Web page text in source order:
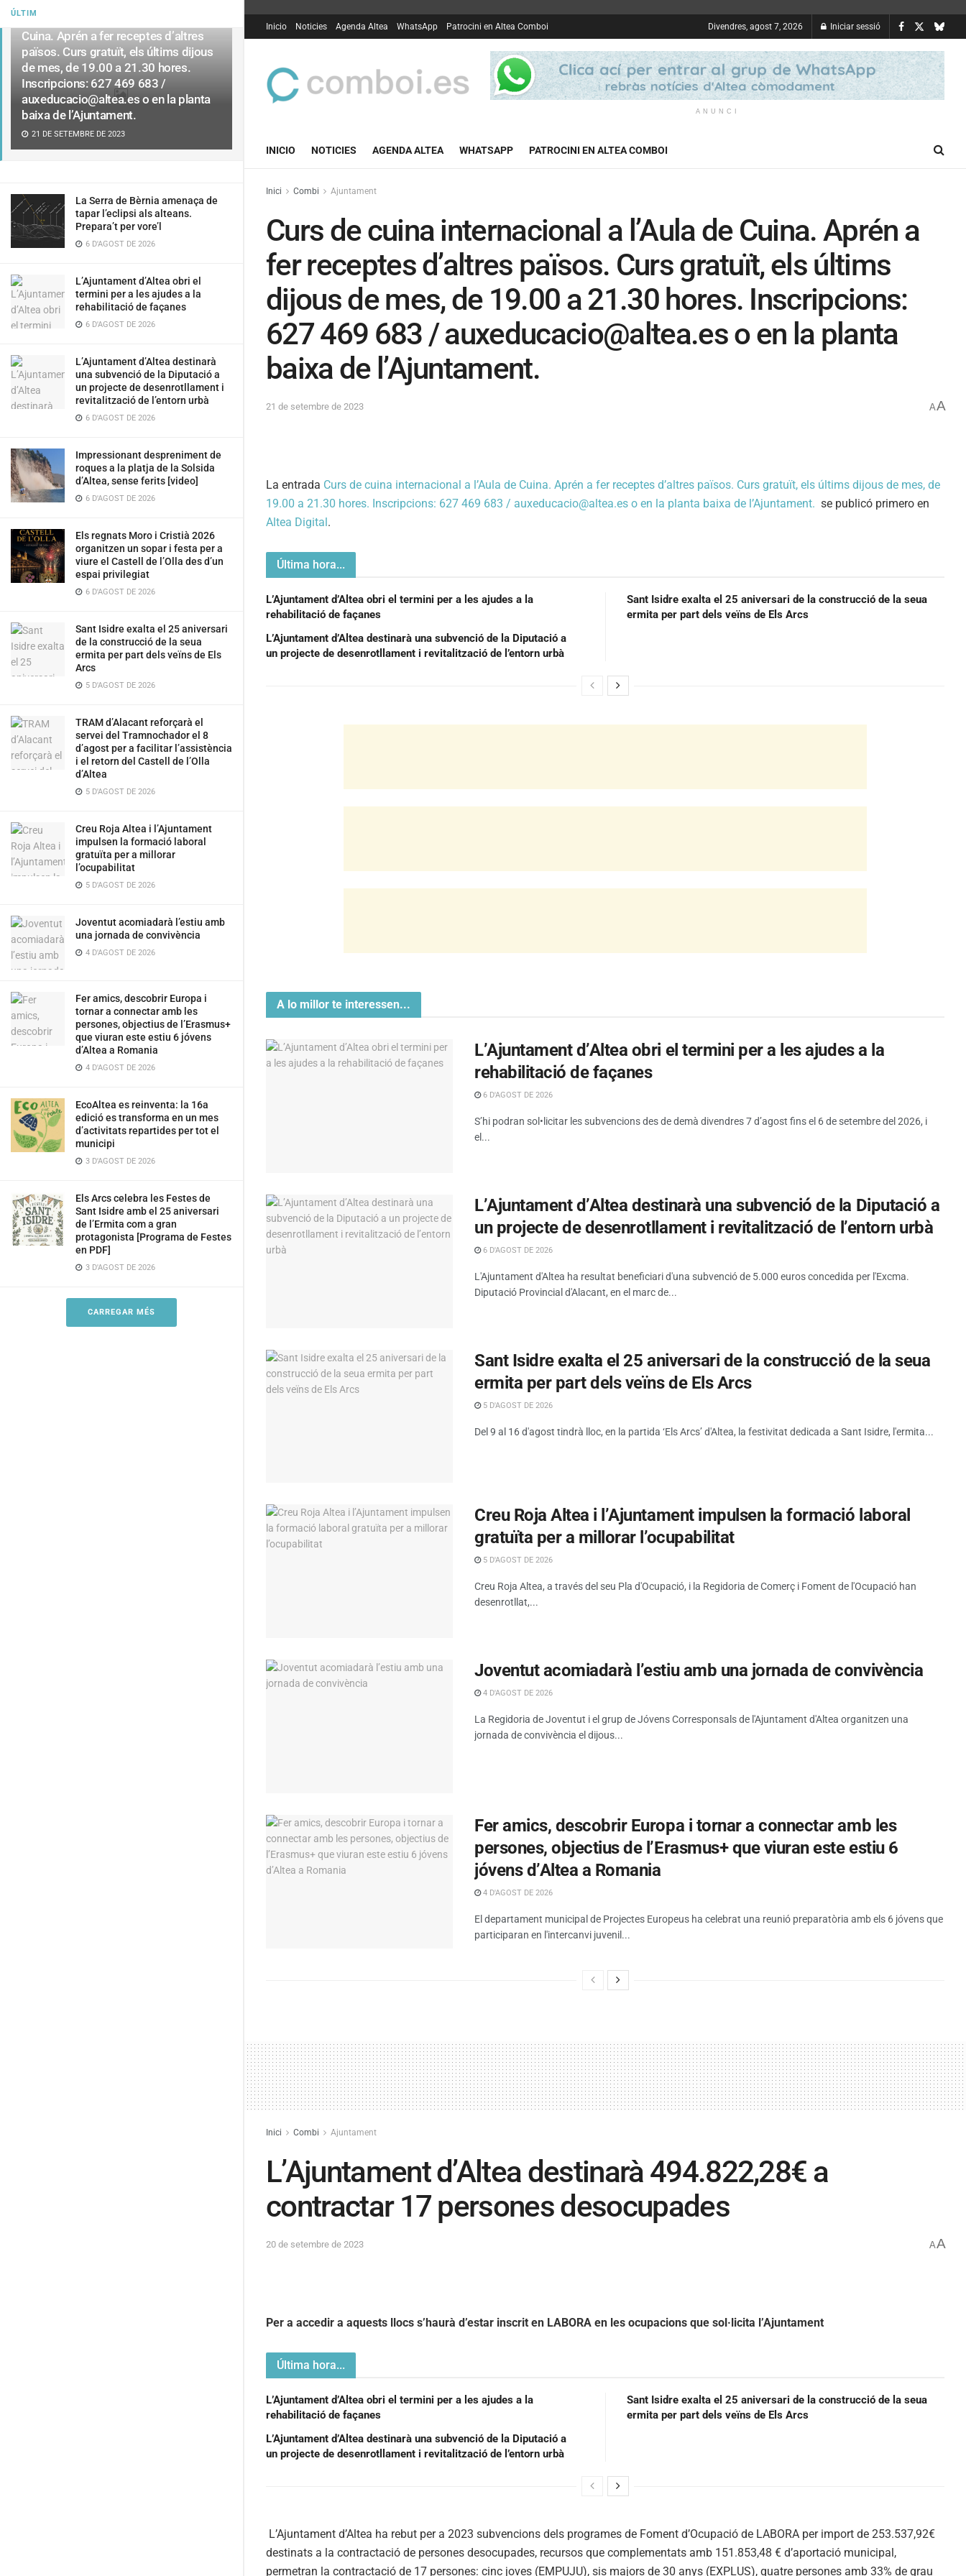
ÚLTIMCurs de cuina internacional a l’Aula de
Cuina. Aprén a fer receptes d’altres
països. Curs gratuït, els últims dijous
de mes, de 19.00 a 21.30 hores.
Inscripcions: 627 469 683 /
auxeducacio@altea.es o en la planta
baixa de l’Ajuntament.
21 DE SETEMBRE DE 2023
La Serra de Bèrnia amenaça de
tapar l’eclipsi als alteans.
Prepara’t per vore’l
6 D'AGOST DE 2026
L’Ajuntament d’Altea obri el
termini per a les ajudes a la
rehabilitació de façanes
6 D'AGOST DE 2026
L’Ajuntament d’Altea destinarà
una subvenció de la Diputació a
un projecte de desenrotllament i
revitalització de l’entorn urbà
6 D'AGOST DE 2026
Impressionant despreniment de
roques a la platja de la Solsida
d’Altea, sense ferits [video]
6 D'AGOST DE 2026
Els regnats Moro i Cristià 2026
organitzen un sopar i festa per a
viure el Castell de l’Olla des d’un
espai privilegiat
6 D'AGOST DE 2026
Sant Isidre exalta el 25 aniversari
de la construcció de la seua
ermita per part dels veïns de Els
Arcs
5 D'AGOST DE 2026
TRAM d’Alacant reforçarà el
servei del Tramnochador el 8
d’agost per a facilitar l’assistència
i el retorn del Castell de l’Olla
d’Altea
5 D'AGOST DE 2026
Creu Roja Altea i l’Ajuntament
impulsen la formació laboral
gratuïta per a millorar
l’ocupabilitat
5 D'AGOST DE 2026
Joventut acomiadarà l’estiu amb
una jornada de convivència
4 D'AGOST DE 2026
Fer amics, descobrir Europa i
tornar a connectar amb les
persones, objectius de l’Erasmus+
que viuran este estiu 6 jóvens
d’Altea a Romania
4 D'AGOST DE 2026
EcoAltea es reinventa: la 16a
edició es transforma en un mes
d’activitats repartides per tot el
municipi
3 D'AGOST DE 2026
Els Arcs celebra les Festes de
Sant Isidre amb el 25 aniversari
de l’Ermita com a gran
protagonista [Programa de Festes
en PDF]
3 D'AGOST DE 2026
CARREGAR MÉS
Inicio Noticies Agenda Altea WhatsApp Patrocini en Altea Comboi Divendres, agost 7, 2026 Iniciar sessió
ANUNCI
INICIO NOTICIES AGENDA ALTEA WHATSAPP PATROCINI EN ALTEA COMBOI
Inici Combi Ajuntament
Curs de cuina internacional a l’Aula de Cuina. Aprén a
fer receptes d’altres països. Curs gratuït, els últims
dijous de mes, de 19.00 a 21.30 hores. Inscripcions:
627 469 683 /auxeducacio@altea.eso en la planta
baixa de l’Ajuntament.
21 de setembre de 2023 AA
La entrada Curs de cuina internacional a l’Aula de Cuina. Aprén a fer receptes d’altres països. Curs gratuït, els últims dijous de mes, de
19.00 a 21.30 hores. Inscripcions: 627 469 683 / auxeducacio@altea.es o en la planta baixa de l’Ajuntament. se publicó primero en
Altea Digital.
Última hora...
L’Ajuntament d’Altea obri el termini per a les ajudes a la
rehabilitació de façanes
L’Ajuntament d’Altea destinarà una subvenció de la Diputació a
un projecte de desenrotllament i revitalització de l’entorn urbà
Sant Isidre exalta el 25 aniversari de la construcció de la seua
ermita per part dels veïns de Els Arcs
A lo millor te interessen...
L’Ajuntament d’Altea obri el termini per a les ajudes a la
rehabilitació de façanes
6 D'AGOST DE 2026
S’hi podran sol•licitar les subvencions des de demà divendres 7 d’agost fins el 6 de setembre del 2026, i
el...
L’Ajuntament d’Altea destinarà una subvenció de la Diputació a
un projecte de desenrotllament i revitalització de l’entorn urbà
6 D'AGOST DE 2026
L'Ajuntament d'Altea ha resultat beneficiari d'una subvenció de 5.000 euros concedida per l'Excma.
Diputació Provincial d'Alacant, en el marc de...
Sant Isidre exalta el 25 aniversari de la construcció de la seua
ermita per part dels veïns de Els Arcs
5 D'AGOST DE 2026
Del 9 al 16 d'agost tindrà lloc, en la partida ‘Els Arcs’ d'Altea, la festivitat dedicada a Sant Isidre, l'ermita...
Creu Roja Altea i l’Ajuntament impulsen la formació laboral
gratuïta per a millorar l’ocupabilitat
5 D'AGOST DE 2026
Creu Roja Altea, a través del seu Pla d'Ocupació, i la Regidoria de Comerç i Foment de l'Ocupació han
desenrotllat,...
Joventut acomiadarà l’estiu amb una jornada de convivència
4 D'AGOST DE 2026
La Regidoria de Joventut i el grup de Jóvens Corresponsals de l'Ajuntament d'Altea organitzen una
jornada de convivència el dijous...
Fer amics, descobrir Europa i tornar a connectar amb les
persones, objectius de l’Erasmus+ que viuran este estiu 6
jóvens d’Altea a Romania
4 D'AGOST DE 2026
El departament municipal de Projectes Europeus ha celebrat una reunió preparatòria amb els 6 jóvens que
participaran en l'intercanvi juvenil...
Inici Combi Ajuntament
L’Ajuntament d’Altea destinarà 494.822,28€ a
contractar 17 persones desocupades
20 de setembre de 2023 AA
Per a accedir a aquests llocs s’haurà d’estar inscrit en LABORA en les ocupacions que sol·licita l’Ajuntament
Última hora...
L’Ajuntament d’Altea obri el termini per a les ajudes a la
rehabilitació de façanes
L’Ajuntament d’Altea destinarà una subvenció de la Diputació a
un projecte de desenrotllament i revitalització de l’entorn urbà
Sant Isidre exalta el 25 aniversari de la construcció de la seua
ermita per part dels veïns de Els Arcs
L’Ajuntament d’Altea ha rebut per a 2023 subvencions dels programes de Foment d’Ocupació de LABORA per import de 253.537,92€
destinats a la contractació de persones desocupades, recursos que complementats amb 151.853,48 € d’aportació municipal,
permetran la contractació de 17 persones: cinc joves (EMPUJU), sis majors de 30 anys (EXPLUS), quatre persones amb 33% de grau